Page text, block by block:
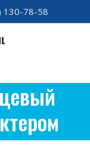
130-78-58